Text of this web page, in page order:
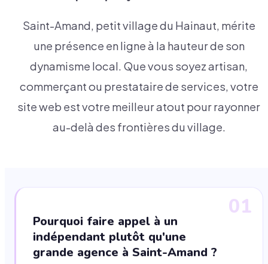
Saint-Amand, petit village du Hainaut, mérite
une présence en ligne à la hauteur de son
dynamisme local. Que vous soyez artisan,
commerçant ou prestataire de services, votre
site web est votre meilleur atout pour rayonner
au-delà des frontières du village.
01
Pourquoi faire appel à un
indépendant plutôt qu'une
grande agence à Saint-Amand ?